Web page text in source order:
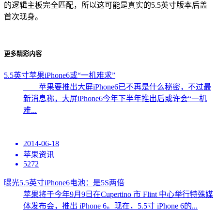
的逻辑主板完全匹配，所以这可能是真实的5.5英寸版本后盖
首次现身。
更多精彩内容
5.5英寸苹果iPhone6或“一机难求”
苹果要推出大屏iPhone6已不再是什么秘密，不过最
新消息称，大屏iPhone6今年下半年推出后或许会“一机
难...
2014-06-18
苹果资讯
5272
曝光5.5英寸iPhone6电池：是5S两倍
苹果将于今年9月9日在Cupertino 市 Flint 中心举行特殊媒
体发布会，推出 iPhone 6。现在，5.5寸 iPhone 6的...